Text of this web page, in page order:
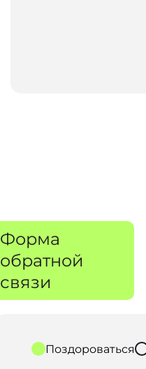
Форма
обратной
связи
Поздороваться